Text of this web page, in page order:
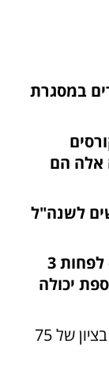
במסגרת
אלה הם
לשנה"ל
בכל הקורסים בהם נדרש 4 ש"ס – לפחות 3
יכולה
ביוכימיה - בהיקף של 4 ש"ס לפחות בציון של 75